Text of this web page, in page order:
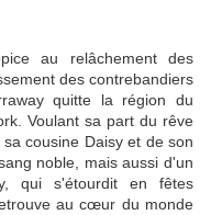
au relâchement des
des contrebandiers
quitte la région du
Voulant sa part du rêve
cousine Daisy et de son
noble, mais aussi d'un
qui s'étourdit en fêtes
au cœur du monde